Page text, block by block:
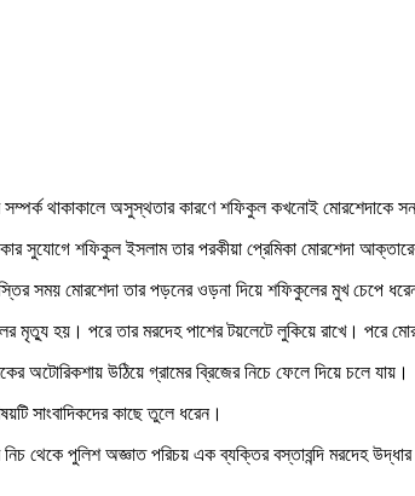
থাকাকালে অসুস্থতার কারণে শফিকুল কখনোই মোরশেদাকে
শফিকুল ইসলাম তার পরকীয়া প্রেমিকা মোরশেদা
সময় মোরশেদা তার পড়নের ওড়না দিয়ে শফিকুলের মুখ চেপে
হয়। পরে তার মরদেহ পাশের টয়লেটে লুকিয়ে রাখে। পরে
অটোরিকশায় উঠিয়ে গ্রামের ব্রিজের নিচে ফেলে দিয়ে চলে যায়।
সাংবাদিকদের কাছে তুলে ধরেন।
থেকে পুলিশ অজ্ঞাত পরিচয় এক ব্যক্তির বস্তাবন্দি মরদেহ